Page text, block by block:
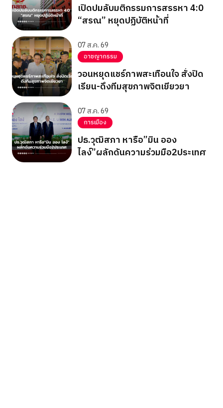
เปิดปมลับมติกรรมการสรรหา 4:0
“สรณ” หยุดปฏิบัติหน้าที่
07 ส.ค. 69
อาชญากรรม
วอนหยุดแชร์ภาพสะเทือนใจ สั่งปิด
เรียน-ดึงทีมสุขภาพจิตเยียวยา
07 ส.ค. 69
การเมือง
ปธ.วุฒิสภา หารือ”มิน ออง
ไลง์”ผลักดันความร่วมมือ2ประเทศ